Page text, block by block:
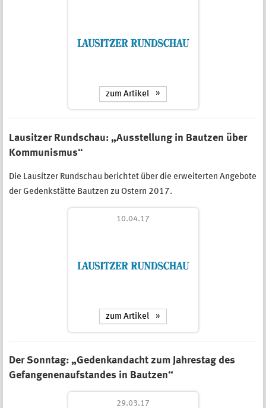
zum Artikel
Lausitzer Rundschau: „Ausstellung in Bautzen über
Kommunismus“
Die Lausitzer Rundschau berichtet über die erweiterten Angebote
der Gedenkstätte Bautzen zu Ostern 2017.
10.04.17
zum Artikel
Der Sonntag: „Gedenkandacht zum Jahrestag des
Gefangenenaufstandes in Bautzen“
29.03.17